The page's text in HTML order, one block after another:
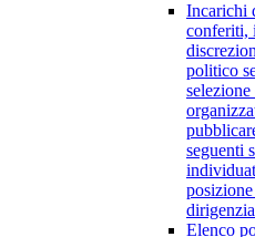
Incarichi
conferiti,
politico
seguenti
Elenco